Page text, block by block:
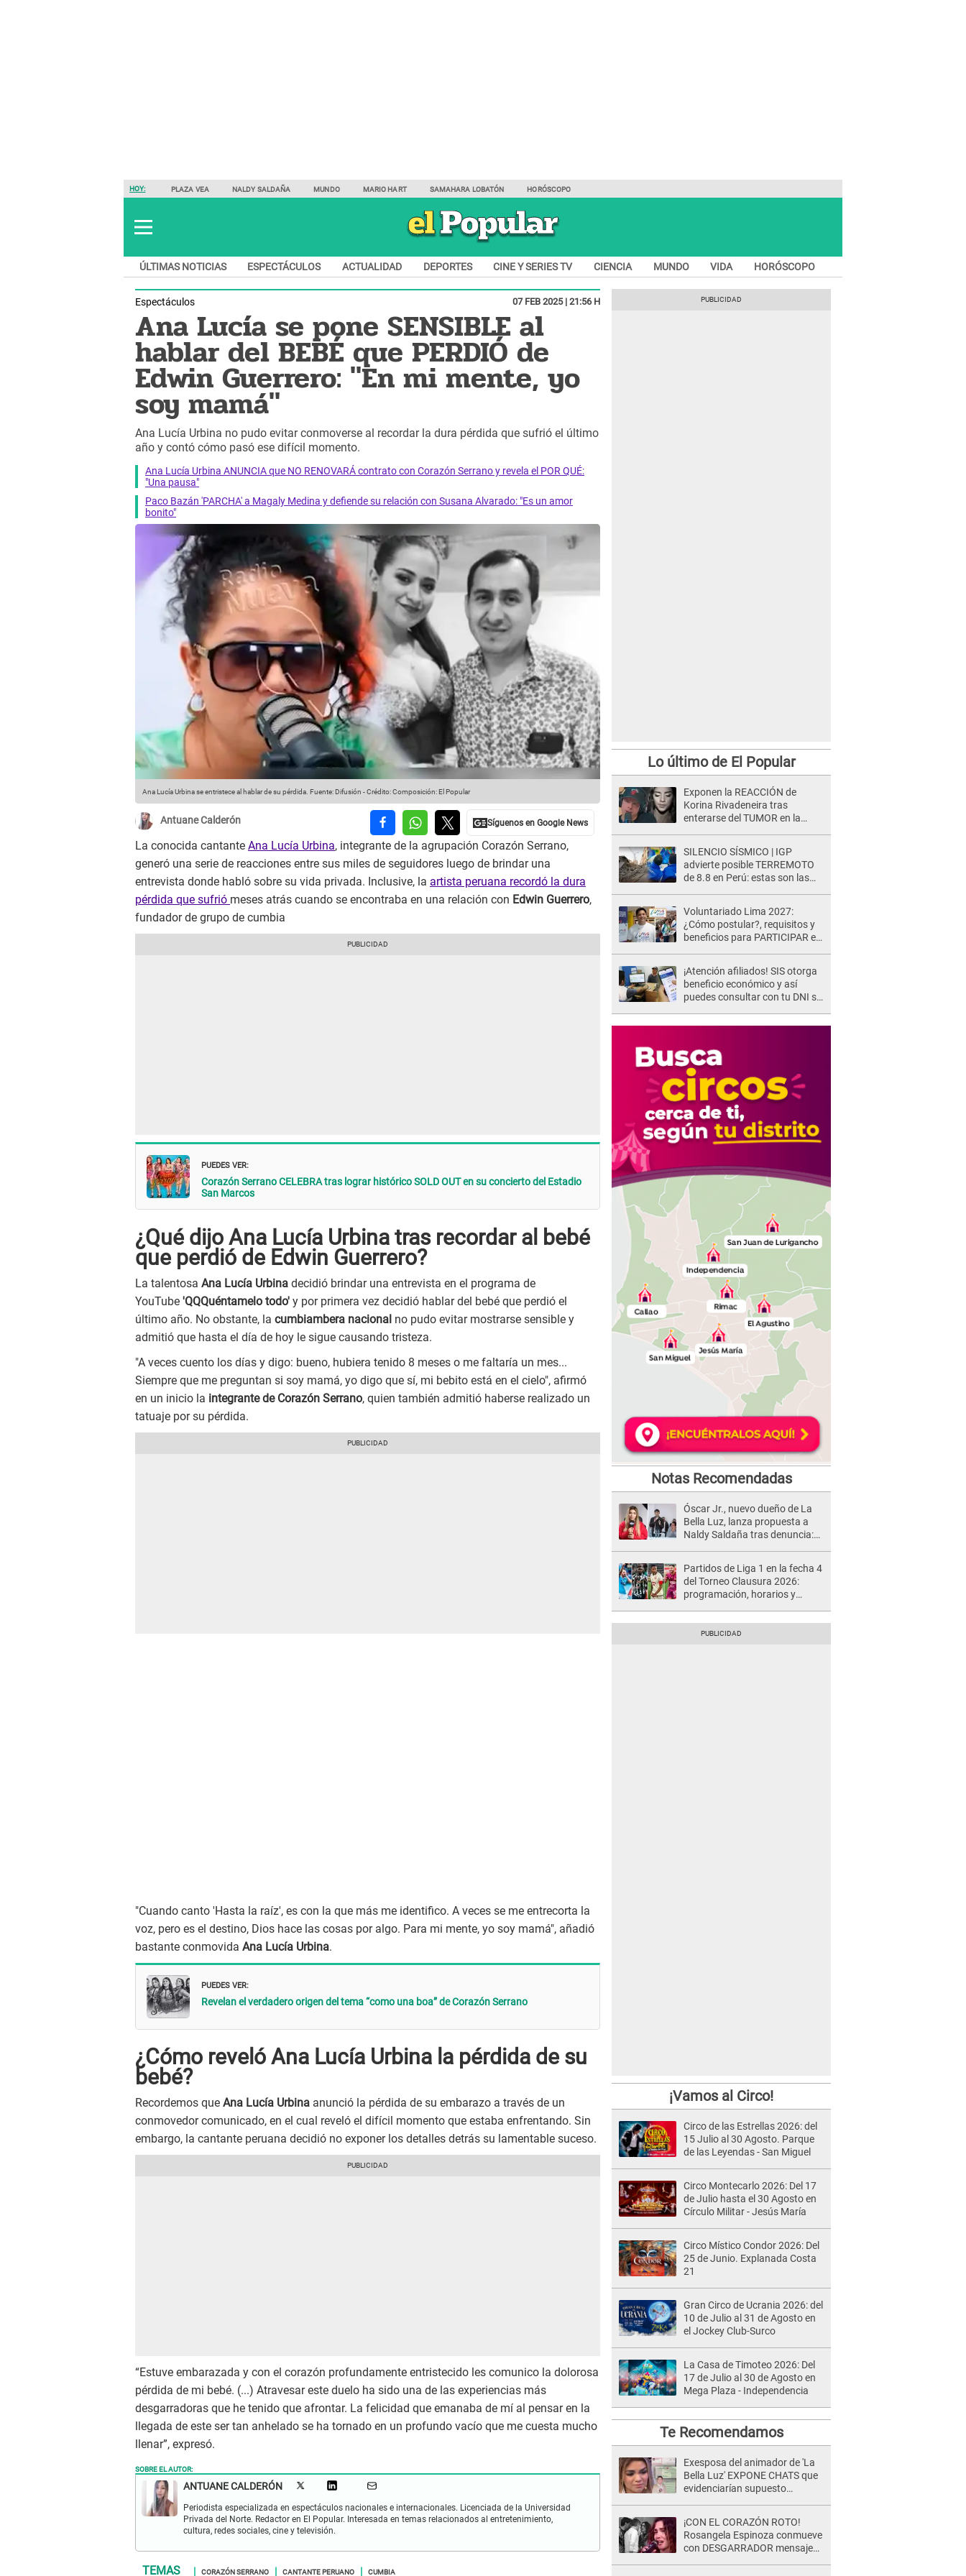
HOY: PLAZA VEA NALDY SALDAÑA MUNDO MARIO HART SAMAHARA LOBATÓN HORÓSCOPO
ÚLTIMAS NOTICIAS ESPECTÁCULOS ACTUALIDAD DEPORTES CINE Y SERIES TV CIENCIA MUNDO VIDA HORÓSCOPO
Espectáculos 07 FEB 2025 | 21:56 H
Ana Lucía se pone SENSIBLE al
hablar del BEBÉ que PERDIÓ de
Edwin Guerrero: "En mi mente, yo
soy mamá"
Ana Lucía Urbina no pudo evitar conmoverse al recordar la dura pérdida que sufrió el último
año y contó cómo pasó ese difícil momento.
Ana Lucía Urbina ANUNCIA que NO RENOVARÁ contrato con Corazón Serrano y revela el POR QUÉ:
"Una pausa"
Paco Bazán 'PARCHA' a Magaly Medina y defiende su relación con Susana Alvarado: "Es un amor
bonito"
Ana Lucía Urbina se entristece al hablar de su pérdida. Fuente: Difusión -Crédito: Composición: El Popular
Antuane Calderón
La conocida cantante Ana Lucía Urbina, integrante de la agrupación Corazón Serrano,
generó una serie de reacciones entre sus miles de seguidores luego de brindar una
entrevista donde habló sobre su vida privada. Inclusive, la artista peruana recordó la dura
pérdida que sufrió meses atrás cuando se encontraba en una relación con Edwin Guerrero,
fundador de grupo de cumbia
PUEDES VER:
Corazón Serrano CELEBRA tras lograr histórico SOLD OUT en su concierto del Estadio
San Marcos
¿Qué dijo Ana Lucía Urbina tras recordar al bebé
que perdió de Edwin Guerrero?
La talentosa Ana Lucía Urbina decidió brindar una entrevista en el programa de
YouTube 'QQQuéntamelo todo' y por primera vez decidió hablar del bebé que perdió el
último año. No obstante, la cumbiambera nacional no pudo evitar mostrarse sensible y
admitió que hasta el día de hoy le sigue causando tristeza.
"A veces cuento los días y digo: bueno, hubiera tenido 8 meses o me faltaría un mes...
Siempre que me preguntan si soy mamá, yo digo que sí, mi bebito está en el cielo", afirmó
en un inicio la integrante de Corazón Serrano, quien también admitió haberse realizado un
tatuaje por su pérdida.
"Cuando canto 'Hasta la raíz', es con la que más me identifico. A veces se me entrecorta la
voz, pero es el destino, Dios hace las cosas por algo. Para mi mente, yo soy mamá", añadió
bastante conmovida Ana Lucía Urbina.
PUEDES VER:
Revelan el verdadero origen del tema “como una boa” de Corazón Serrano
¿Cómo reveló Ana Lucía Urbina la pérdida de su
bebé?
Recordemos que Ana Lucía Urbina anunció la pérdida de su embarazo a través de un
conmovedor comunicado, en el cual reveló el difícil momento que estaba enfrentando. Sin
embargo, la cantante peruana decidió no exponer los detalles detrás su lamentable suceso.
“Estuve embarazada y con el corazón profundamente entristecido les comunico la dolorosa
pérdida de mi bebé. (...) Atravesar este duelo ha sido una de las experiencias más
desgarradoras que he tenido que afrontar. La felicidad que emanaba de mí al pensar en la
llegada de este ser tan anhelado se ha tornado en un profundo vacío que me cuesta mucho
llenar”, expresó.
SOBRE EL AUTOR:
ANTUANE CALDERÓN
Periodista especializada en espectáculos nacionales e internacionales. Licenciada de la Universidad
Privada del Norte. Redactor en El Popular. Interesada en temas relacionados al entretenimiento,
cultura, redes sociales, cine y televisión.
CORAZÓN SERRANO CANTANTE PERUANO CUMBIA
Lo último de El Popular
Exponen la REACCIÓN de
Korina Rivadeneira tras
enterarse del TUMOR en la
estaba muy..."
SILENCIO SÍSMICO | IGP
advierte posible TERREMOTO
de 8.8 en Perú: estas son las
Voluntariado Lima 2027:
¿Cómo postular?, requisitos y
beneficios para PARTICIPAR en
¡Atención afiliados! SIS otorga
beneficio económico y así
puedes consultar con tu DNI si
Notas Recomendadas
Óscar Jr., nuevo dueño de La
Bella Luz, lanza propuesta a
Naldy Saldaña tras denuncia:
Partidos de Liga 1 en la fecha 4
del Torneo Clausura 2026:
programación, horarios y
¡Vamos al Circo!
Circo de las Estrellas 2026: del
15 Julio al 30 Agosto. Parque
de las Leyendas - San Miguel
Circo Montecarlo 2026: Del 17
de Julio hasta el 30 Agosto en
Círculo Militar - Jesús María
Circo Místico Condor 2026: Del
25 de Junio. Explanada Costa
21
Gran Circo de Ucrania 2026: del
10 de Julio al 31 de Agosto en
el Jockey Club-Surco
La Casa de Timoteo 2026: Del
17 de Julio al 30 de Agosto en
Mega Plaza - Independencia
Te Recomendamos
Exesposa del animador de 'La
Bella Luz' EXPONE CHATS que
evidenciarían supuesto
Saldaña, pese a tener pareja
¡CON EL CORAZÓN ROTO!
Rosangela Espinoza conmueve
con DESGARRADOR mensaje